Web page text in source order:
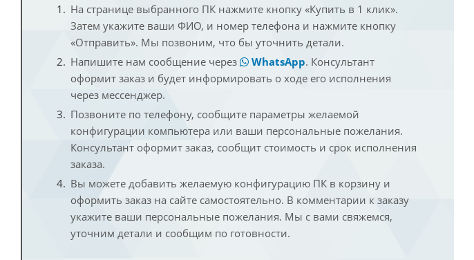
На странице выбранного ПК нажмите кнопку «Купить в 1 клик».
Затем укажите ваши ФИО, и номер телефона и нажмите кнопку
«Отправить». Мы позвоним, что бы уточнить детали.
Напишите нам сообщение через
WhatsApp. Консультант
оформит заказ и будет информировать о ходе его исполнения
через мессенджер.
Позвоните по телефону, сообщите параметры желаемой
конфигурации компьютера или ваши персональные пожелания.
Консультант оформит заказ, сообщит стоимость и срок исполнения
заказа.
Вы можете добавить желаемую конфигурацию ПК в корзину и
оформить заказ на сайте самостоятельно. В комментарии к заказу
укажите ваши персональные пожелания. Мы с вами свяжемся,
уточним детали и сообщим по готовности.